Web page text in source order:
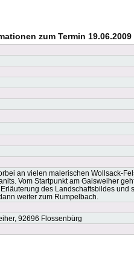
zum Termin 19.06.2009
an vielen malerischen Wollsack-
Vom Startpunkt am Gaisweiher
des Landschaftsbildes und
weiter zum Rumpelbach.
92696 Flossenbürg